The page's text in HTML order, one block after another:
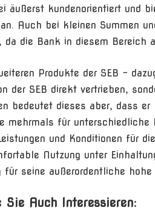
äußerst kundenorientiert und
Auch bei kleinen Summen
die Bank in diesem Bereich
Produkte der SEB –
der SEB direkt vertrieben,
bedeutet dieses aber, dass
mehrmals für
und Konditionen für
Nutzung unter
für seine außerordentliche
Sie Auch Interessieren: